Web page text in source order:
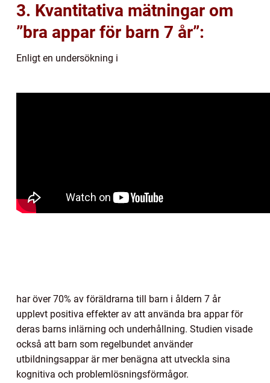
3. Kvantitativa mätningar om
”bra appar för barn 7 år”:
Enligt en undersökning i
har över 70% av föräldrarna till barn i åldern 7 år
upplevt positiva effekter av att använda bra appar för
deras barns inlärning och underhållning. Studien visade
också att barn som regelbundet använder
utbildningsappar är mer benägna att utveckla sina
kognitiva och problemlösningsförmågor.